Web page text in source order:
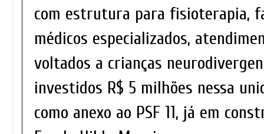
com estrutura para fisioterapia,
médicos especializados,
voltados a crianças
investidos R$ 5 milhões nessa
como anexo ao PSF 11, já em